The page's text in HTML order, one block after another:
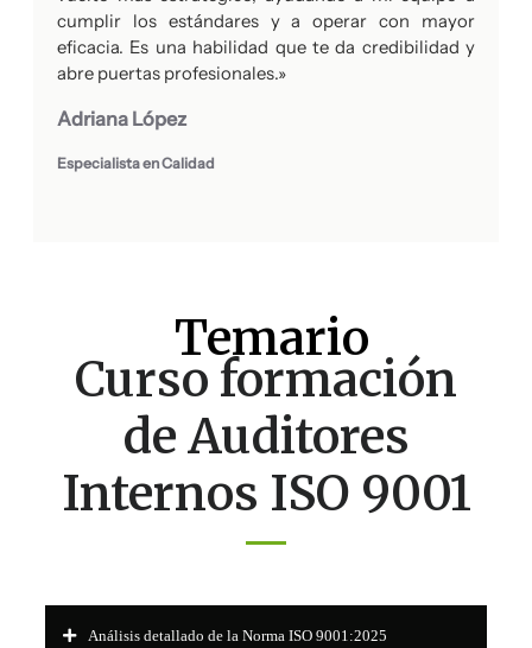
cumplir los estándares y a operar con mayor
eficacia. Es una habilidad que te da credibilidad y
abre puertas profesionales.»
Adriana López
Especialista en Calidad
Temario
Curso formación
de Auditores
Internos ISO 9001
Análisis detallado de la Norma ISO 9001:2025